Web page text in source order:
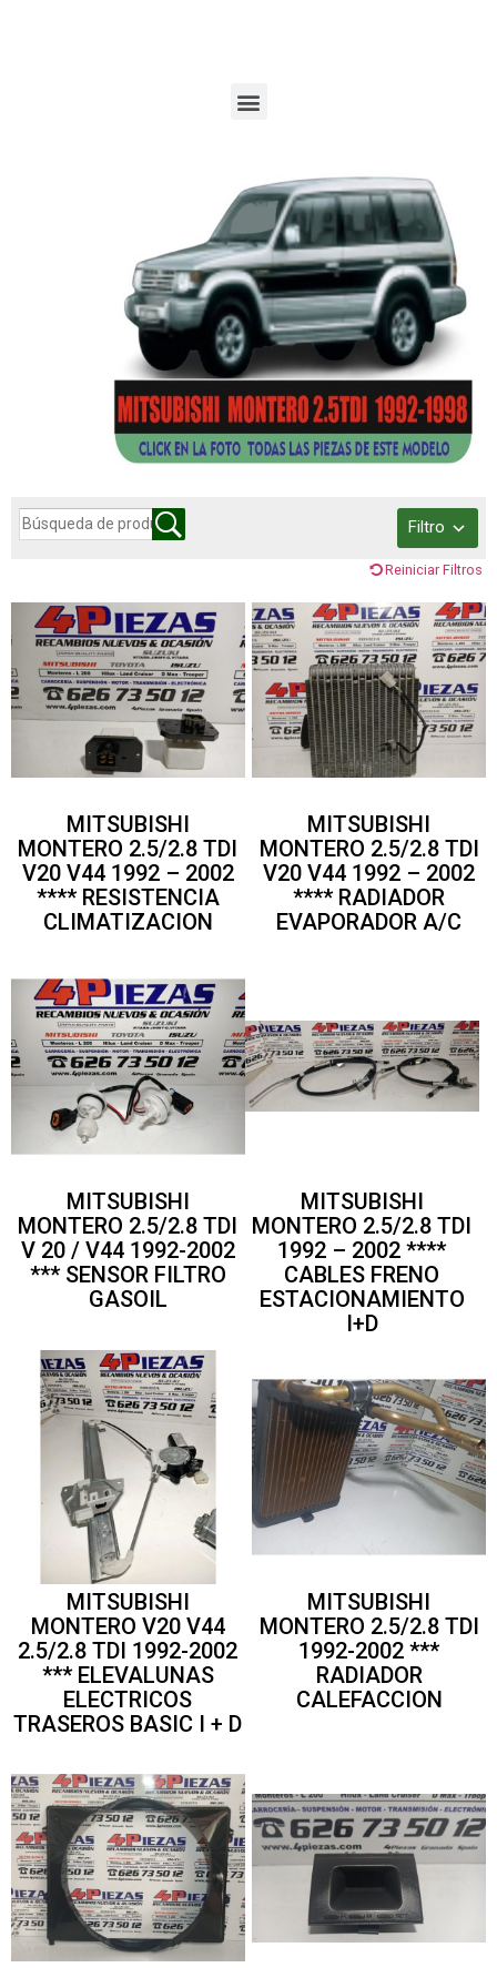
Filtro
Reiniciar Filtros
MITSUBISHI
MONTERO 2.5/2.8 TDI
V20 V44 1992 – 2002
**** RESISTENCIA
CLIMATIZACION
MITSUBISHI
MONTERO 2.5/2.8 TDI
V20 V44 1992 – 2002
**** RADIADOR
EVAPORADOR A/C
MITSUBISHI
MONTERO 2.5/2.8 TDI
V 20 / V44 1992-2002
*** SENSOR FILTRO
GASOIL
MITSUBISHI
MONTERO 2.5/2.8 TDI
1992 – 2002 ****
CABLES FRENO
ESTACIONAMIENTO
I+D
MITSUBISHI
MONTERO V20 V44
2.5/2.8 TDI 1992-2002
*** ELEVALUNAS
ELECTRICOS
TRASEROS BASIC I + D
MITSUBISHI
MONTERO 2.5/2.8 TDI
1992-2002 ***
RADIADOR
CALEFACCION